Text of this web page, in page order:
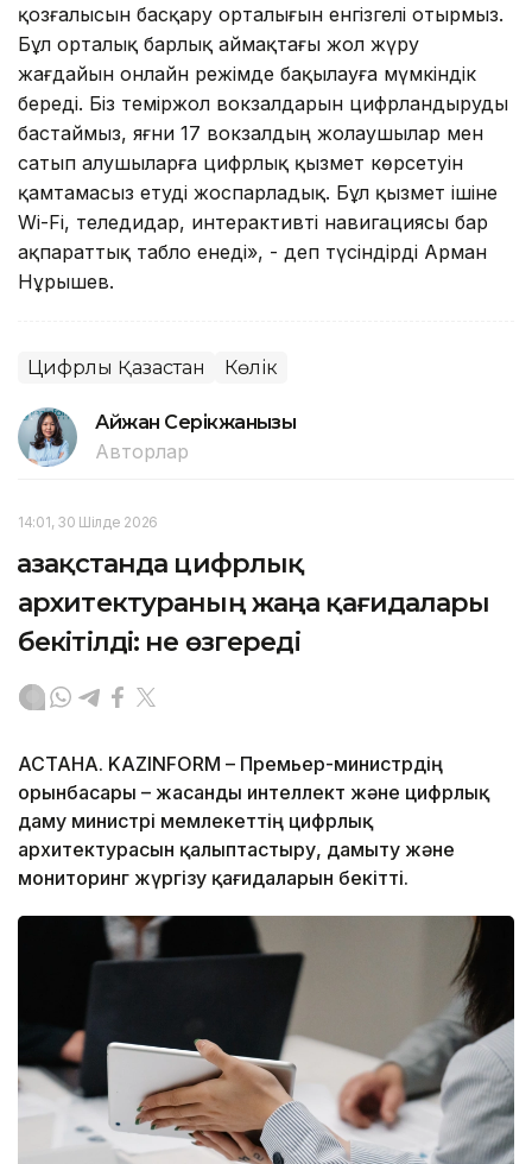
қозғалысын басқару орталығын енгізгелі отырмыз.
Бұл орталық барлық аймақтағы жол жүру
жағдайын онлайн режімде бақылауға мүмкіндік
береді. Біз теміржол вокзалдарын цифрландыруды
бастаймыз, яғни 17 вокзалдың жолаушылар мен
сатып алушыларға цифрлық қызмет көрсетуін
қамтамасыз етуді жоспарладық. Бұл қызмет ішіне
Wi-Fi, теледидар, интерактивті навигациясы бар
ақпараттық табло енеді», - деп түсіндірді Арман
Нұрышев.
Цифрлық Қазақстан Көлік
Айжан Серікжанқызы
Авторлар
14:01, 30 Шілде 2026
Қазақстанда цифрлық
архитектураның жаңа қағидалары
бекітілді: не өзгереді
АСТАНА. KAZINFORM – Премьер-министрдің
орынбасары – жасанды интеллект және цифрлық
даму министрі мемлекеттің цифрлық
архитектурасын қалыптастыру, дамыту және
мониторинг жүргізу қағидаларын бекітті.